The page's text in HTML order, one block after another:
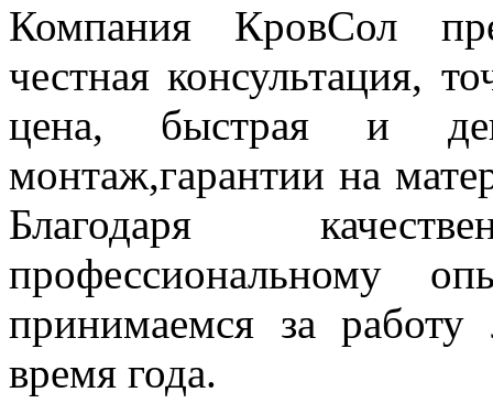
Компания КровСол
честная консультация,
цена, быстрая и
монтаж,гарантии на
Благодаря
профессиональному
принимаемся за
время года.